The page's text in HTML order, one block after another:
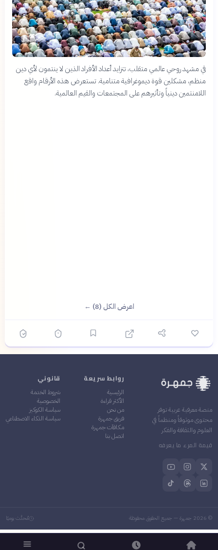
في مشهد روحي عالمي متقلب، تتزايد أعداد الأفراد الذين لا ينتمون لأي دين
منظم، مشكلين قوة ديموغرافية متنامية. تستعرض هذه الأرقام واقع
اللامنتمين دينياً وتأثيرهم على المجتمعات والقيم العالمية.
اعرض الكل (8) ←
منصة معرفية عربية توفر
محتوى موثوقاً ومنظماً في
العلوم والثقافة والفكر
قيمة المرء ما يعرفه
روابط سريعة
الرئيسية
الأكثر قراءة
من نحن
فريق جمهرة
مكافآت جمهرة
اتصل بنا
قانوني
شروط الخدمة
الخصوصية
سياسة الكوكيز
سياسة الذكاء الاصطناعي
©
2026 جمهرة — جميع الحقوق محفوظة مُحدَّث يوميًا